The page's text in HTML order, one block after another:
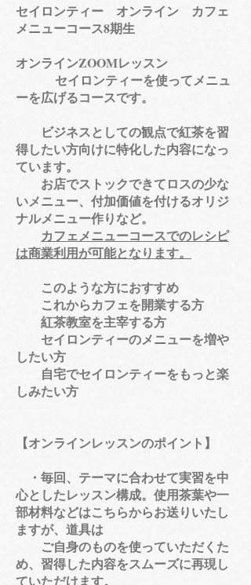
セイロンティー オンライン カフェ
メニューコース8期生
オンラインZOOMレッスン
セイロンティーを使ってメニュ
ーを広げるコースです。
ビジネスとしての観点で紅茶を習
得したい方向けに特化した内容になっ
ています。
​ お店でストックできてロスの少な
いメニュー、付加価値を付けるオリジ
ナルメニュー作りなど。
カフェメニューコースでのレシピ
は商業利用が可能となります。
このような方におすすめ
これからカフェを開業する方
​ 紅茶教室を主宰する方
セイロンティーのメニューを増や
したい方
​ 自宅でセイロンティーをもっと楽
しみたい方
【オンラインレッスンのポイント】
・毎回、テーマに合わせて実習を中
心としたレッスン構成。使用茶葉や一
部材料などはこちらからお送りいたし
ますが、道具は
ご自身のものを使っていただくた
め、習得した内容をスムーズに再現し
ていただけます。